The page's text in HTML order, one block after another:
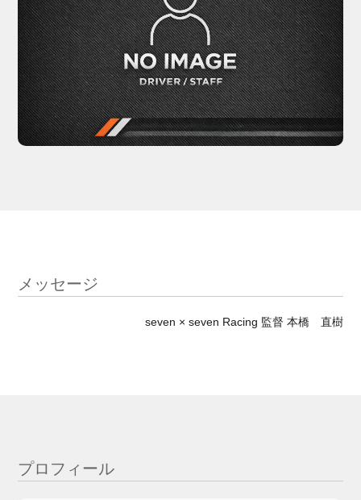
メッセージ
seven × seven Racing 監督 本橋 直樹
プロフィール